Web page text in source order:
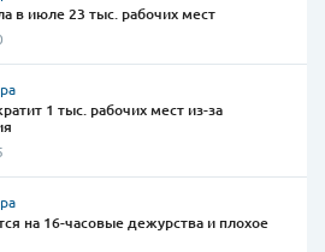
в июле 23 тыс. рабочих мест
1 тыс. рабочих мест из-за
на 16-часовые дежурства и плохое